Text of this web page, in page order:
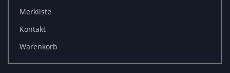
Merkliste
Kontakt
Warenkorb